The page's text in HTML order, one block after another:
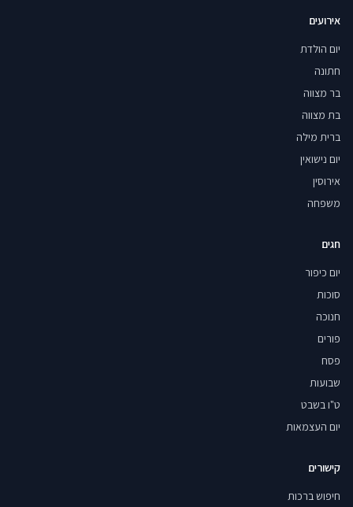
אירועים
יום הולדת
חתונה
בר מצווה
בת מצווה
ברית מילה
יום נישואין
אירוסין
משפחה
חגים
יום כיפור
סוכות
חנוכה
פורים
פסח
שבועות
ט"ו בשבט
יום העצמאות
קישורים
חיפוש ברכות